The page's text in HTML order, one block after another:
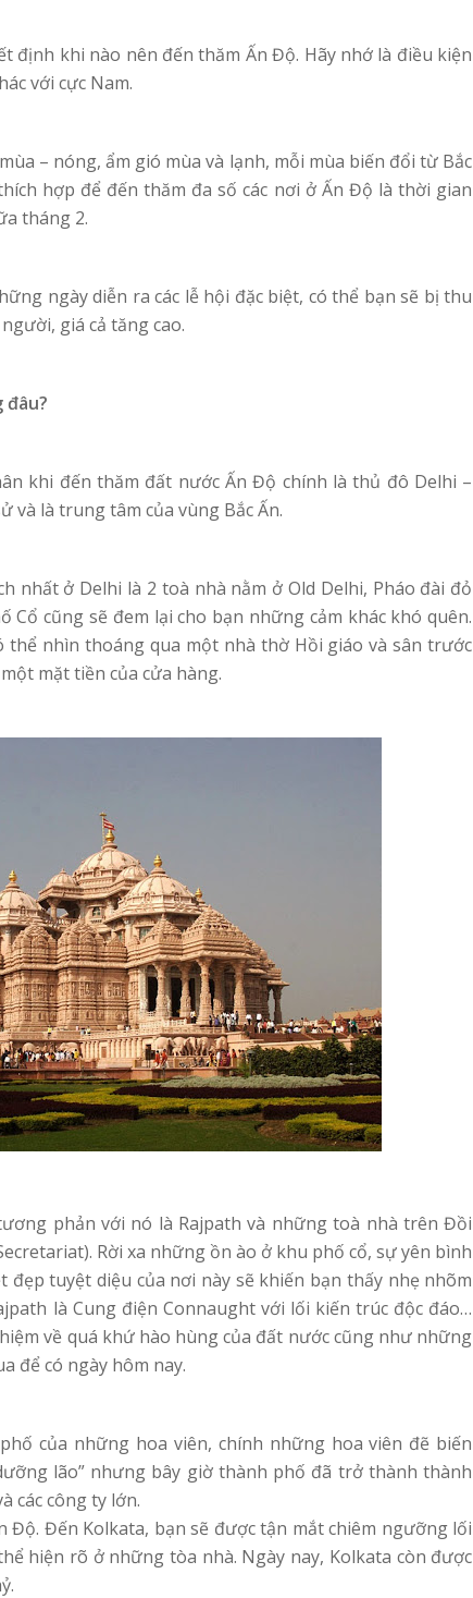
định khi nào nên đến thăm Ấn Độ. Hãy nhớ là điều kiện
với cực Nam.
– nóng, ẩm gió mùa và lạnh, mỗi mùa biến đổi từ Bắc
hợp để đến thăm đa số các nơi ở Ấn Độ là thời gian
tháng 2.
ngày diễn ra các lễ hội đặc biệt, có thể bạn sẽ bị thu
giá cả tăng cao.
đâu?
khi đến thăm đất nước Ấn Độ chính là thủ đô Delhi –
và là trung tâm của vùng Bắc Ấn.
nhất ở Delhi là 2 toà nhà nằm ở Old Delhi, Pháo đài đỏ
Cổ cũng sẽ đem lại cho bạn những cảm khác khó quên.
thể nhìn thoáng qua một nhà thờ Hồi giáo và sân trước
mặt tiền của cửa hàng.
phản với nó là Rajpath và những toà nhà trên Đồi
Rời xa những ồn ào ở khu phố cổ, sự yên bình
đẹp tuyệt diệu của nơi này sẽ khiến bạn thấy nhẹ nhõm
là Cung điện Connaught với lối kiến trúc độc đáo…
về quá khứ hào hùng của đất nước cũng như những
để có ngày hôm nay.
của những hoa viên, chính những hoa viên đẽ biến
lão” nhưng bây giờ thành phố đã trở thành thành
các công ty lớn.
Độ. Đến Kolkata, bạn sẽ được tận mắt chiêm ngưỡng lối
hiện rõ ở những tòa nhà. Ngày nay, Kolkata còn được